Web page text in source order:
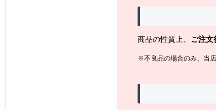
商品の性質上、 ご注文
※不良品の場合のみ、当